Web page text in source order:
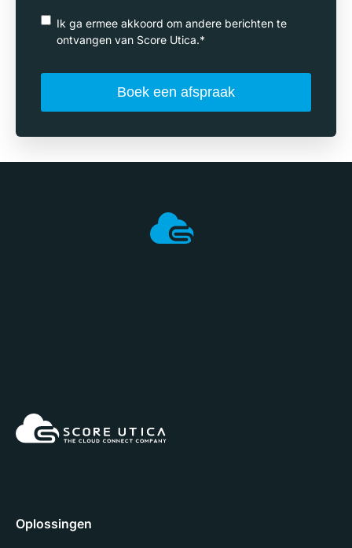
Ik ga ermee akkoord om andere berichten te
ontvangen van Score Utica.*
Oplossingen